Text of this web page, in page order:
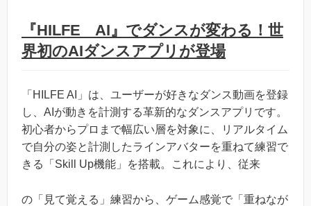
『HILFE AI』でダンスが変わる！世
界初のAIダンスアプリが登場
「HILFE AI」は、ユーザーが好きなダンス動画を登録
し、AIが動きを計測する革新的なダンスアプリです。
初心者からプロまで幅広い層を対象に、リアルタイム
で自分の姿と計測したラインアバターを重ねて練習で
きる「Skill Up機能」を搭載。これにより、従来
の「見て覚える」練習から、ゲーム感覚で「重ねなが